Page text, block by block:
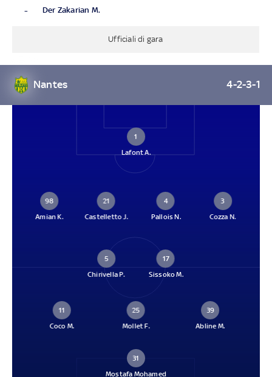
- Der Zakarian M.
Ufficiali di gara
Nantes 4-2-3-1
1
Lafont A.
98
Amian K.
21
Castelletto J.
4
Pallois N.
3
Cozza N.
5
Chirivella P.
17
Sissoko M.
11
Coco M.
25
Mollet F.
39
Abline M.
31
Mostafa Mohamed